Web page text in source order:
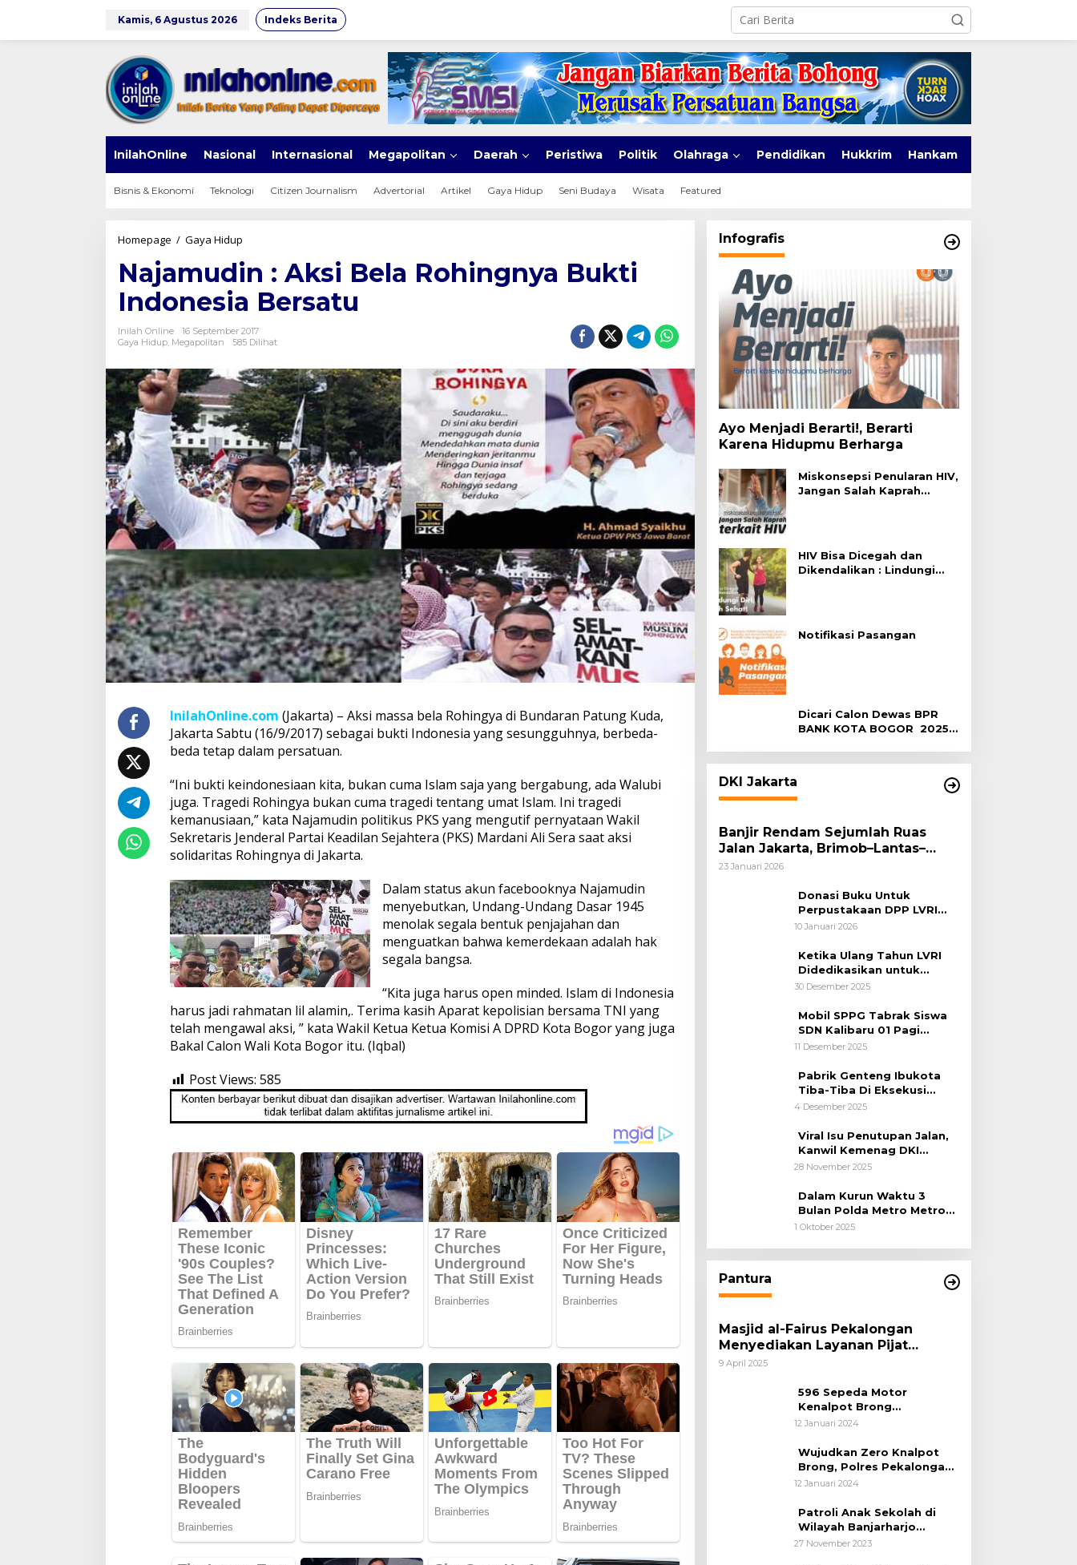
Kamis, 6 Agustus 2026 Indeks Berita
InilahOnline Nasional Internasional Megapolitan Daerah Peristiwa Politik Olahraga Pendidikan Hukkrim Hankam
Bisnis & Ekonomi Teknologi Citizen Journalism Advertorial Artikel Gaya Hidup Seni Budaya Wisata Featured
Homepage / Gaya Hidup
Aksi
Bela
Rohingnya
Bukti
Indonesia
Bersatu
Najamudin : Aksi Bela Rohingnya Bukti
Indonesia Bersatu
Inilah Online
16 September 2017
Gaya Hidup, Megapolitan 585 Dilihat
InilahOnline.com (Jakarta) – Aksi massa bela Rohingya di Bundaran Patung Kuda,
Jakarta Sabtu (16/9/2017) sebagai bukti Indonesia yang sesungguhnya, berbeda-
beda tetap dalam persatuan.
“Ini bukti keindonesiaan kita, bukan cuma Islam saja yang bergabung, ada Walubi
juga. Tragedi Rohingya bukan cuma tragedi tentang umat Islam. Ini tragedi
kemanusiaan,” kata Najamudin politikus PKS yang mengutif pernyataan Wakil
Sekretaris Jenderal Partai Keadilan Sejahtera (PKS) Mardani Ali Sera saat aksi
solidaritas Rohingnya di Jakarta.
Dalam status akun facebooknya Najamudin
menyebutkan, Undang-Undang Dasar 1945
menolak segala bentuk penjajahan dan
menguatkan bahwa kemerdekaan adalah hak
segala bangsa.
“Kita juga harus open minded. Islam di Indonesia
harus jadi rahmatan lil alamin,. Terima kasih Aparat kepolisian bersama TNI yang
telah mengawal aksi, ” kata Wakil Ketua Ketua Komisi A DPRD Kota Bogor yang juga
Bakal Calon Wali Kota Bogor itu. (Iqbal)
Post Views: 585
Infografis
Ayo Menjadi Berarti!, Berarti
Karena Hidupmu Berharga
Miskonsepsi Penularan HIV,
Jangan Salah Kaprah
HIV Bisa Dicegah dan
Dikendalikan : Lindungi
Notifikasi Pasangan
Dicari Calon Dewas BPR
BANK KOTA BOGOR 2025-
DKI Jakarta
Banjir Rendam Sejumlah Ruas
Jalan Jakarta, Brimob–Lantas–
Polair PMJ Bergerak Cepat, Polri
23 Januari 2026
Donasi Buku Untuk
Perpustakaan DPP LVRI
Terus Mengalir
10 Januari 2026
Ketika Ulang Tahun LVRI
Didedikasikan untuk
Kemanusiaan
30 Desember 2025
Mobil SPPG Tabrak Siswa
SDN Kalibaru 01 Pagi
Cilincing Jakarta Utara
11 Desember 2025
Pabrik Genteng Ibukota
Tiba-Tiba Di Eksekusi
Jurusita Pengadilan Negeri
Hukum Sejak Awal
4 Desember 2025
Viral Isu Penutupan Jalan,
Kanwil Kemenag DKI
Jakarta Luruskan Fakta
28 November 2025
Dalam Kurun Waktu 3
Bulan Polda Metro Metro
Ungkap 1,14 Ton Narkoba
1 Oktober 2025
Pantura
Masjid al-Fairus Pekalongan
Menyediakan Layanan Pijat
hingga Potong Rambut Gratis bagi
9 April 2025
596 Sepeda Motor
Kenalpot Brong
Diamankan Polres
12 Januari 2024
Wujudkan Zero Knalpot
Brong, Polres Pekalongan
Kota Berikan Edukasi
12 Januari 2024
Patroli Anak Sekolah di
Wilayah Banjarharjo
Brebes
27 November 2023